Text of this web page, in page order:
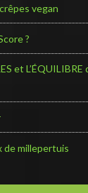
vegan
?
et
de millepertuis